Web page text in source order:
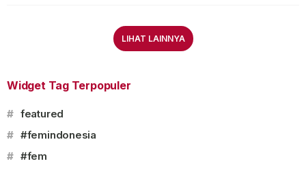
LIHAT LAINNYA
Widget Tag Terpopuler
# featured
# #femindonesia
# #fem